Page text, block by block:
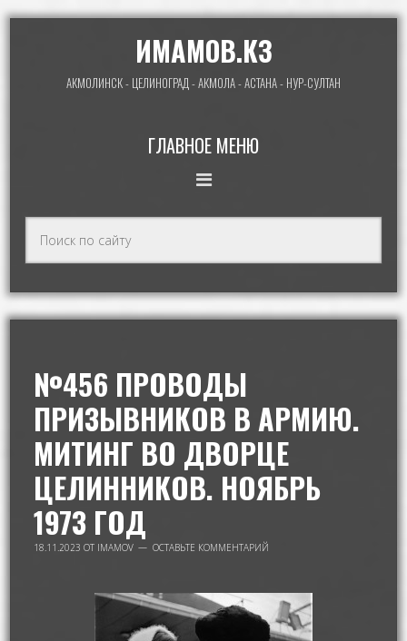
ИМАМОВ.КЗ
АКМОЛИНСК - ЦЕЛИНОГРАД - АКМОЛА - АСТАНА - НУР-СУЛТАН
ГЛАВНОЕ МЕНЮ
№456 ПРОВОДЫ
ПРИЗЫВНИКОВ В АРМИЮ.
МИТИНГ ВО ДВОРЦЕ
ЦЕЛИННИКОВ. НОЯБРЬ
1973 ГОД
18.11.2023 ОТ IMAMOV ОСТАВЬТЕ КОММЕНТАРИЙ